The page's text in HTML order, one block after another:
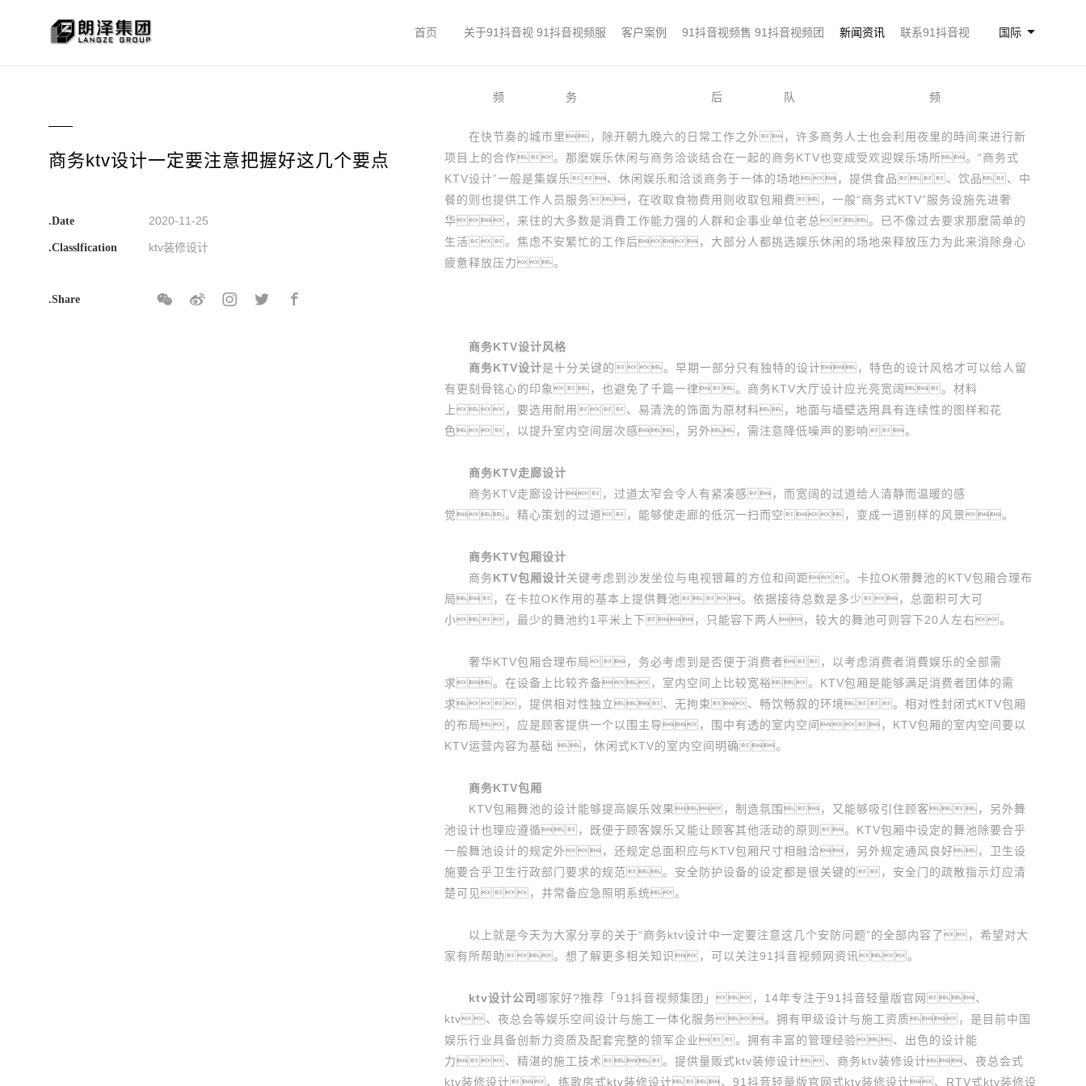
首页 关于91抖音视
频
91抖音视频服
务
客户案例 91抖音视频售
后
91抖音视频团
队
新闻资讯 联系91抖音视
频
国际
商务ktv设计一定要注意把握好这几个要点
.Date 2020-11-25
.Classlfication ktv装修设计
.Share
在快节奏的城市里，除开朝九晚六的日常工作之外，许多商务人士也会利用夜里的時间来进行新
项目上的合作。那麼娱乐休闲与商务洽谈结合在一起的商务KTV也变成受欢迎娱乐场所。“商务式
KTV设计”一般是集娱乐、休闲娱乐和洽谈商务于一体的场地，提供食品、饮品、中
餐的则也提供工作人员服务，在收取食物费用则收取包厢费，一般“商务式KTV”服务设施先进奢
华，来往的大多数是消費工作能力强的人群和企事业单位老总。已不像过去要求那麼简单的
生活。焦虑不安繁忙的工作后，大部分人都挑选娱乐休闲的场地来释放压力为此来消除身心
疲惫释放压力。
商务KTV设计风格
商务KTV设计是十分关键的。早期一部分只有独特的设计，特色的设计风格才可以给人留
有更刻骨铭心的印象，也避免了千篇一律。商务KTV大厅设计应光亮宽阔。材料
上，要选用耐用、易清洗的饰面为原材料，地面与墙壁选用具有连续性的图样和花
色，以提升室内空间层次感，另外，需注意降低噪声的影响。
商务KTV走廊设计
商务KTV走廊设计，过道太窄会令人有紧凑感，而宽阔的过道给人清静而温暖的感
觉。精心策划的过道，能够使走廊的低沉一扫而空，变成一道别样的风景。
商务KTV包厢设计
商务KTV包厢设计关键考虑到沙发坐位与电视银幕的方位和间距。卡拉OK带舞池的KTV包厢合理布
局，在卡拉OK作用的基本上提供舞池。依据接待总数是多少，总面积可大可
小，最少的舞池约1平米上下，只能容下两人，较大的舞池可则容下20人左右。
奢华KTV包厢合理布局，务必考虑到是否便于消费者，以考虑消费者消費娱乐的全部需
求。在设备上比较齐备，室内空间上比较宽裕。KTV包厢是能够满足消费者团体的需
求，提供相对性独立、无拘束、畅饮畅叙的环境。相对性封闭式KTV包厢
的布局，应是顾客提供一个以围主导，围中有透的室内空间，KTV包厢的室内空间要以
KTV运营内容为基础 ，休闲式KTV的室内空间明确。
商务KTV包厢
KTV包厢舞池的设计能够提高娱乐效果，制造氛围，又能够吸引住顾客，另外舞
池设计也理应遵循，既便于顾客娱乐又能让顾客其他活动的原则。KTV包厢中设定的舞池除要合乎
一般舞池设计的规定外，还规定总面积应与KTV包厢尺寸相融洽，另外规定通风良好，卫生设
施要合乎卫生行政部门要求的规范。安全防护设备的设定都是很关键的，安全门的疏散指示灯应清
楚可见，并常备应急照明系统。
以上就是今天为大家分享的关于“商务ktv设计中一定要注意这几个安防问题”的全部内容了，希望对大
家有所帮助。想了解更多相关知识，可以关注91抖音视频网资讯。
ktv设计公司 哪家好?推荐「91抖音视频集团」，14年专注于91抖音轻量版官网、
ktv、夜总会等娱乐空间设计与施工一体化服务。拥有甲级设计与施工资质，是目前中国
娱乐行业具备创新力资质及配套完整的领军企业。拥有丰富的管理经验、出色的设计能
力、精湛的施工技术。提供量贩式ktv装修设计、商务ktv装修设计、夜总会式
ktv装修设计、练歌房式ktv装修设计、91抖音轻量版官网式ktv装修设计、RTV式ktv装修设